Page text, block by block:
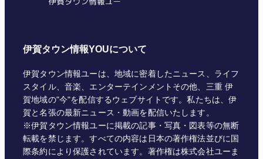
伊賀タウン情報YOUについて
伊賀タウン情報ユーは、地域に密着したニュース、ライフ
スタイル、音楽、エンターテインメントその他、三重 伊
賀地域の"今"を配信するウェブサイトです。私たちは、伊
賀と名張の最新ニュース・動画を配信いたします。
※伊賀タウン情報ユーに掲載の記事・写真・図表等の無断
転載を禁じます。すべての内容は日本の著作権法並びに国
際条約により保護されています。著作権は株式会社ユーま